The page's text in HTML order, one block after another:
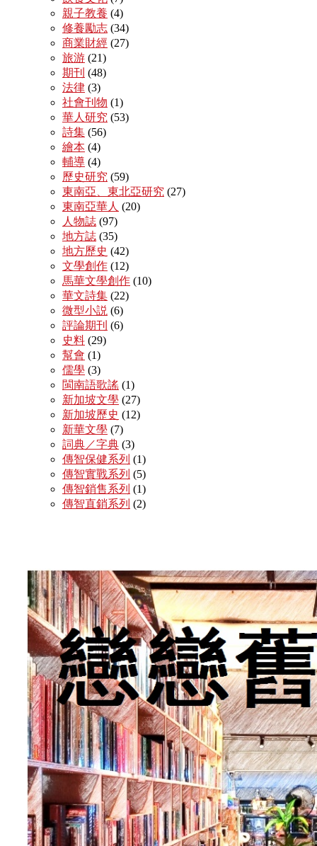
親子教養 (4)
修養勵志 (34)
商業財經 (27)
旅游 (21)
期刊 (48)
法律 (3)
社會刊物 (1)
華人研究 (53)
詩集 (56)
繪本 (4)
輔導 (4)
歷史研究 (59)
東南亞、東北亞研究 (27)
東南亞華人 (20)
人物誌 (97)
地方誌 (35)
地方歷史 (42)
文學創作 (12)
馬華文學創作 (10)
華文詩集 (22)
微型小説 (6)
評論期刊 (6)
史料 (29)
幫會 (1)
儒學 (3)
閩南語歌謠 (1)
新加坡文學 (27)
新加坡歷史 (12)
新華文學 (7)
詞典／字典 (3)
傳智保健系列 (1)
傳智實戰系列 (5)
傳智銷售系列 (1)
傳智直銷系列 (2)